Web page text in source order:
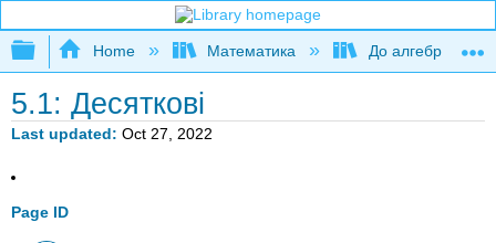
Expand/collapse global hierarchy
Home Математика До алгебри
5.1: Десяткові
Last updated Oct 27, 2022
Page ID